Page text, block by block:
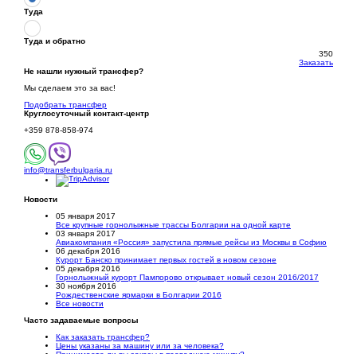
Туда
Туда и обратно
350
Заказать
Не нашли нужный трансфер?
Мы сделаем это за вас!
Подобрать трансфер
Круглосуточный контакт-центр
+359 878-858-974
info@transferbulgaria.ru
Новости
05 января 2017
Все крупные горнолыжные трассы Болгарии на одной карте
03 января 2017
Авиакомпания «Россия» запустила прямые рейсы из Москвы в Софию
06 декабря 2016
Курорт Банско принимает первых гостей в новом сезоне
05 декабря 2016
Горнолыжный курорт Пампорово открывает новый сезон 2016/2017
30 ноября 2016
Рождественские ярмарки в Болгарии 2016
Все новости
Часто задаваемые вопросы
Как заказать трансфер?
Цены указаны за машину или за человека?